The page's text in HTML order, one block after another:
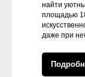
найти
площадью
даже при